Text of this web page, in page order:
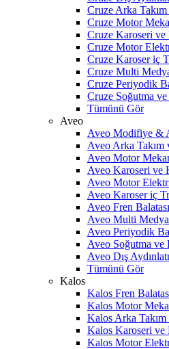
Cruze Arka
Cruze Motor
Cruze Karoseri
Cruze Motor
Cruze Karoser iç
Cruze Multi
Cruze Periyodik
Cruze Soğutma
Tümünü Gör
Aveo
Aveo Modifiye &
Aveo Arka Takım
Aveo Motor
Aveo Karoseri ve
Aveo Motor
Aveo Karoser iç
Aveo Fren
Aveo Multi
Aveo Periyodik
Aveo Soğutma ve
Aveo Dış
Tümünü Gör
Kalos
Kalos Fren
Kalos Motor
Kalos Arka Takım
Kalos Karoseri ve
Kalos Motor